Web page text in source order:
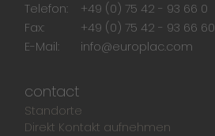
Telefon:
+49 (0) 75 42 - 93 66 0
Fax:
+49 (0) 75 42 - 93 66 60
E-Mail:
info@europlac.com
contact
Standorte
Direkt Kontakt aufnehmen